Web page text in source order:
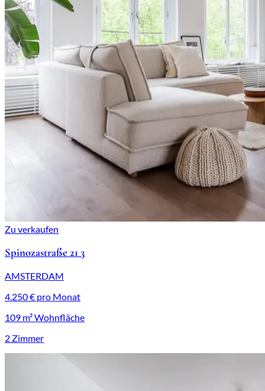
Zu verkaufen
Spinozastraße 21 3
AMSTERDAM
4.250 € pro Monat
109 m² Wohnfläche
2 Zimmer